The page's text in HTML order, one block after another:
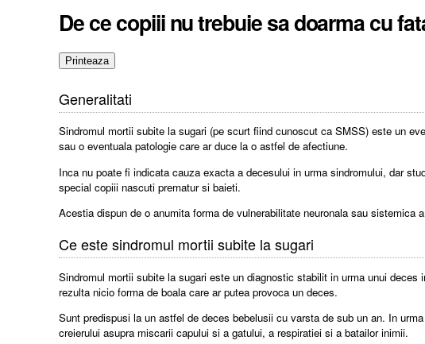
De ce copiii nu trebuie sa doarma cu
Generalitati
Sindromul mortii subite la sugari (pe scurt fiind cunoscut ca SMSS) este un
sau o eventuala patologie care ar duce la o astfel de afectiune.
Inca nu poate fi indicata cauza exacta a decesului in urma sindromului, dar
special copiii nascuti prematur si baieti.
Acestia dispun de o anumita forma de vulnerabilitate neuronala sau sistemica
Ce este sindromul mortii subite la sugari
Sindromul mortii subite la sugari este un diagnostic stabilit in urma unui
rezulta nicio forma de boala care ar putea provoca un deces.
Sunt predispusi la un astfel de deces bebelusii cu varsta de sub un an. In
creierului asupra miscarii capului si a gatului, a respiratiei si a batailor inimii.